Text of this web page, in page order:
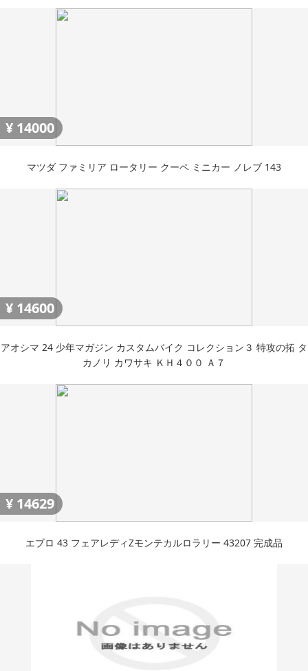
¥ 14000
マツダ ファミリア ロータリー クーペ ミニカー ノレブ 143
¥ 14600
アオシマ 24 少年マガジン カスタムバイク コレクション３ 特攻の拓 タ
カノリ カワサキ ＫＨ４００ Ａ７
¥ 14629
エブロ 43 フェアレディZモンテカルロラリー 43207 完成品